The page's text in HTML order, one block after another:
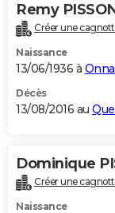
Remy
Créer une
Naissance
13/06/1936 à
Décès
13/08/2016 au
Dominique
Créer une
Naissance